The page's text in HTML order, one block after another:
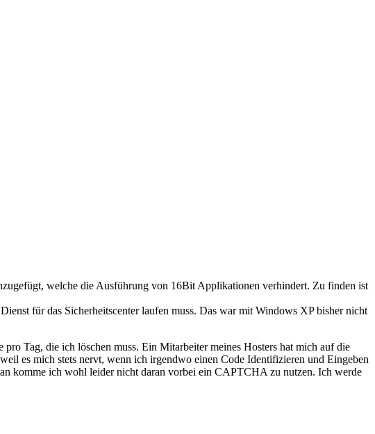
welche die Ausführung von 16Bit Applikationen verhindert. Zu finden ist
für das Sicherheitscenter laufen muss. Das war mit Windows XP bisher nicht
Tag, die ich löschen muss. Ein Mitarbeiter meines Hosters hat mich auf die
es mich stets nervt, wenn ich irgendwo einen Code Identifizieren und Eingeben
komme ich wohl leider nicht daran vorbei ein CAPTCHA zu nutzen. Ich werde